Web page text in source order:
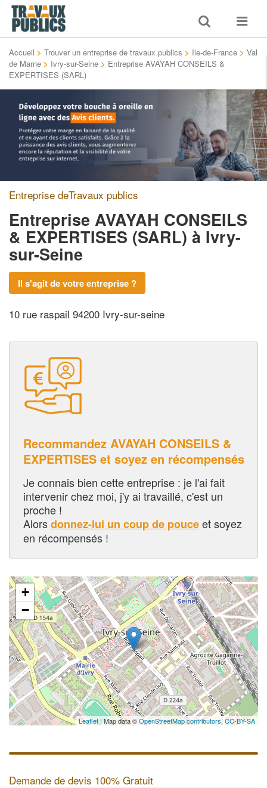
Toggle
search
Toggle
Accueil > Trouver un entreprise de travaux publics > Ile-de-France > Val
de Marne > Ivry-sur-Seine > Entreprise AVAYAH CONSEILS &
EXPERTISES (SARL)
Entreprise deTravaux publics
Entreprise AVAYAH CONSEILS
& EXPERTISES (SARL) à Ivry-
sur-Seine
Il s'agit de votre entreprise ?
10 rue raspail 94200 Ivry-sur-seine
Recommandez AVAYAH CONSEILS &
EXPERTISES et soyez en récompensés
Je connais bien cette entreprise : je l'ai fait
intervenir chez moi, j'y ai travaillé, c'est un
proche !
Alorsdonnez-lui un coup de pouceet soyez
en récompensés !
+
−
Leaflet | Map data ©OpenStreetMap contributors, CC-BY-SA
Demande de devis 100% Gratuit